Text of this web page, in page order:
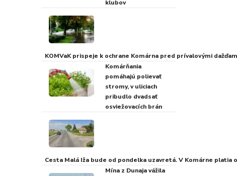
klubov
KOMVaK prispeje k ochrane Komárna pred prívalovými
Komárňania
pomáhajú polievať
stromy, v uliciach
pribudlo dvadsať
osviežovacích brán
Cesta Malá Iža bude od pondelka uzavretá. V Komárne platia
Mína z Dunaja vážila